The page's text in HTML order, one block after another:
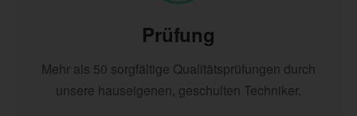
Prüfung
Mehr als 50 sorgfältige Qualitätsprüfungen durch
unsere hauseigenen, geschulten Techniker.